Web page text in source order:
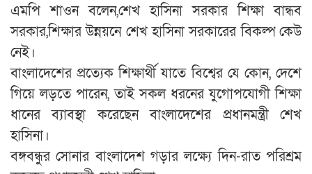
এমপি শাওন বলেন,শেখ হাসিনা সরকার শিক্ষা বান্ধব
সরকার,শিক্ষার উন্নয়নে শেখ হাসিনা সরকারের বিকল্প কেউ
নেই।
বাংলাদেশের প্রত্যেক শিক্ষার্থী যাতে বিশ্বের যে কোন, দেশে
গিয়ে লড়তে পারেন, তাই সকল ধরনের যুগোপযোগী শিক্ষা
ধানের ব্যাবস্থা করেছেন বাংলাদেশের প্রধানমন্ত্রী শেখ
হাসিনা।
বঙ্গবন্ধুর সোনার বাংলাদেশ গড়ার লক্ষ্যে দিন-রাত পরিশ্রম